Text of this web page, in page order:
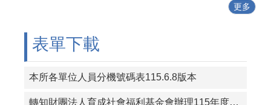
更多
表單下載
本所各單位人員分機號碼表115.6.8版本
轉知財團法人育成社會福利基金會辦理115年度「從CRPD到ISP－專業人員支持身心障礙者積極參與個別化服務計畫研習課程」報名簡章資料